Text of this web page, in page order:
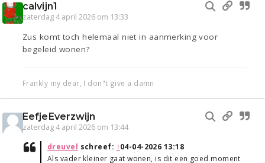
calvijn1
zaterdag 4 april 2026 om 13:33
Zus komt toch helemaal niet in aanmerking voor
begeleid wonen?
Frankly my dear, I don"t give a damn
EefjeEverzwijn
zaterdag 4 april 2026 om 13:44
dreuvel schreef: ↑04-04-2026 13:18
Als vader kleiner gaat wonen, is dit een goed moment